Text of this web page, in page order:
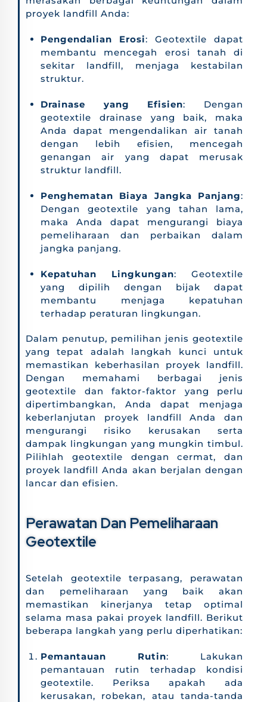
proyek landfill Anda:
Pengendalian Erosi: Geotextile dapat
membantu mencegah erosi tanah di
sekitar landfill, menjaga kestabilan
struktur.
Drainase yang Efisien: Dengan
geotextile drainase yang baik, maka
Anda dapat mengendalikan air tanah
dengan lebih efisien, mencegah
genangan air yang dapat merusak
struktur landfill.
Penghematan Biaya Jangka Panjang:
Dengan geotextile yang tahan lama,
maka Anda dapat mengurangi biaya
pemeliharaan dan perbaikan dalam
jangka panjang.
Kepatuhan Lingkungan: Geotextile
yang dipilih dengan bijak dapat
membantu menjaga kepatuhan
terhadap peraturan lingkungan.
Dalam penutup, pemilihan jenis geotextile
yang tepat adalah langkah kunci untuk
memastikan keberhasilan proyek landfill.
Dengan memahami berbagai jenis
geotextile dan faktor-faktor yang perlu
dipertimbangkan, Anda dapat menjaga
keberlanjutan proyek landfill Anda dan
mengurangi risiko kerusakan serta
dampak lingkungan yang mungkin timbul.
Pilihlah geotextile dengan cermat, dan
proyek landfill Anda akan berjalan dengan
lancar dan efisien.
Perawatan Dan Pemeliharaan
Geotextile
Setelah geotextile terpasang, perawatan
dan pemeliharaan yang baik akan
memastikan kinerjanya tetap optimal
selama masa pakai proyek landfill. Berikut
beberapa langkah yang perlu diperhatikan:
Pemantauan Rutin: Lakukan
pemantauan rutin terhadap kondisi
geotextile. Periksa apakah ada
kerusakan, robekan, atau tanda-tanda